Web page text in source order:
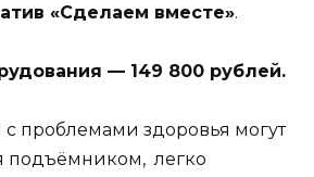
«Сделаем вместе».
— 149 800 рублей.
с проблемами здоровья могут
подъёмником, легко